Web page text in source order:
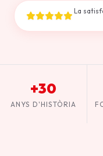
La
+30
ANYS D'HISTÒRIA